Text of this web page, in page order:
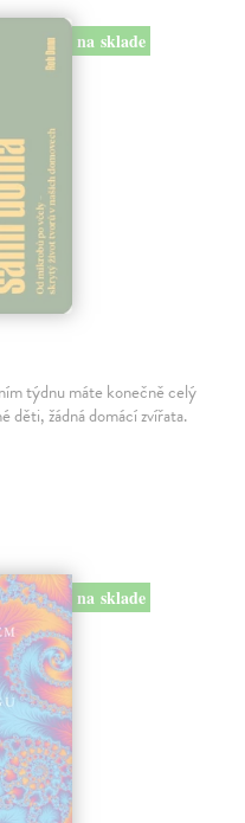
na sklade
týdnu máte konečně celý
děti, žádná domácí zvířata.
na sklade